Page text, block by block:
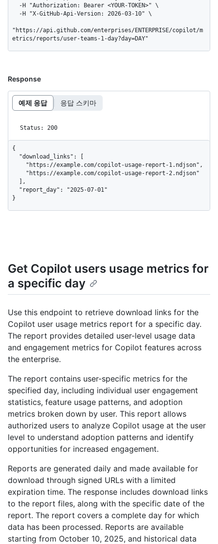
"https://api.github.com/enterprises/ENTERPRISE/copilot/m
etrics/reports/user-teams-1-day?day=DAY"
Response
예제 응답 응답 스키마
Status: 200
{
}
Get Copilot users usage metrics for
a specific day
Use this endpoint to retrieve download links for the
Copilot user usage metrics report for a specific day.
The report provides detailed user-level usage data
and engagement metrics for Copilot features across
the enterprise.
The report contains user-specific metrics for the
specified day, including individual user engagement
statistics, feature usage patterns, and adoption
metrics broken down by user. This report allows
authorized users to analyze Copilot usage at the user
level to understand adoption patterns and identify
opportunities for increased engagement.
Reports are generated daily and made available for
download through signed URLs with a limited
expiration time. The response includes download links
to the report files, along with the specific date of the
report. The report covers a complete day for which
data has been processed. Reports are available
starting from October 10, 2025, and historical data